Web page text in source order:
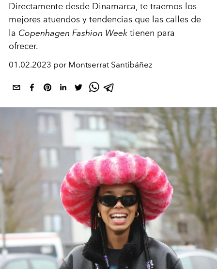
Directamente desde Dinamarca, te traemos los
mejores atuendos y tendencias que las calles de
la Copenhagen Fashion Week tienen para
ofrecer.
01.02.2023 por Montserrat Santibáñez